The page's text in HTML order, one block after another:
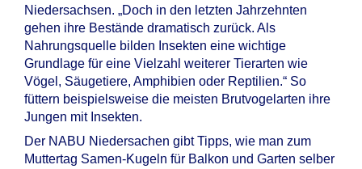
Niedersachsen. „Doch in den letzten Jahrzehnten
gehen ihre Bestände dramatisch zurück. Als
Nahrungsquelle bilden Insekten eine wichtige
Grundlage für eine Vielzahl weiterer Tierarten wie
Vögel, Säugetiere, Amphibien oder Reptilien.“ So
füttern beispielsweise die meisten Brutvogelarten ihre
Jungen mit Insekten.
Der NABU Niedersachen gibt Tipps, wie man zum
Muttertag Samen-Kugeln für Balkon und Garten selber